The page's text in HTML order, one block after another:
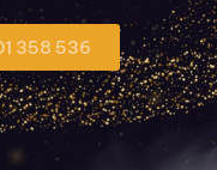
358 536